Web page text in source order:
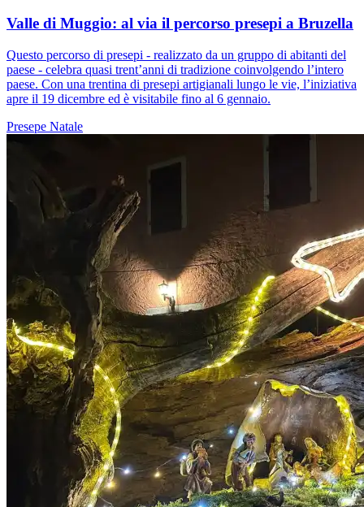
Valle di Muggio: al via il percorso presepi a Bruzella
Questo percorso di presepi - realizzato da un gruppo di abitanti del
paese - celebra quasi trent’anni di tradizione coinvolgendo l’intero
paese. Con una trentina di presepi artigianali lungo le vie, l’iniziativa
apre il 19 dicembre ed è visitabile fino al 6 gennaio.
Presepe Natale